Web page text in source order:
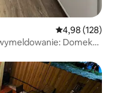
Średnia
4,98 (128)
Domek
gości